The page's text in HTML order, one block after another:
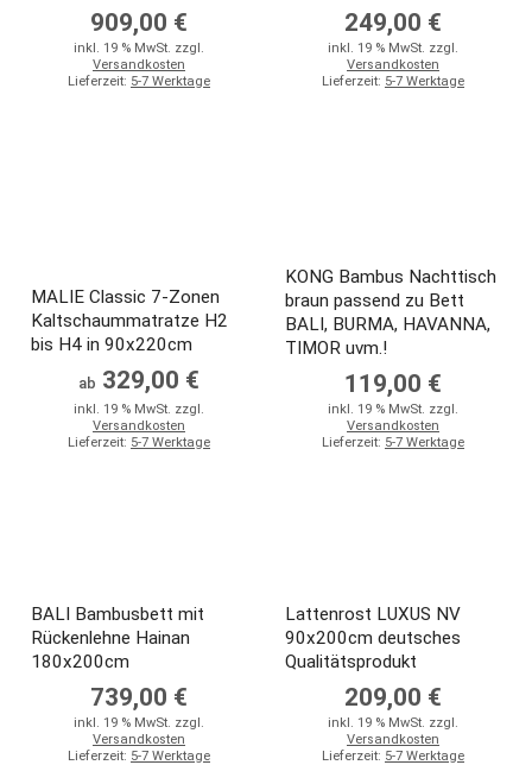
909,00 €
inkl. 19 % MwSt. zzgl.
Versandkosten
Lieferzeit: 5-7 Werktage
249,00 €
inkl. 19 % MwSt. zzgl.
Versandkosten
Lieferzeit: 5-7 Werktage
MALIE Classic 7-Zonen
Kaltschaummatratze H2
bis H4 in 90x220cm
ab 329,00 €
inkl. 19 % MwSt. zzgl.
Versandkosten
Lieferzeit: 5-7 Werktage
KONG Bambus Nachttisch
braun passend zu Bett
BALI, BURMA, HAVANNA,
TIMOR uvm.!
119,00 €
inkl. 19 % MwSt. zzgl.
Versandkosten
Lieferzeit: 5-7 Werktage
BALI Bambusbett mit
Rückenlehne Hainan
180x200cm
739,00 €
inkl. 19 % MwSt. zzgl.
Versandkosten
Lieferzeit: 5-7 Werktage
Lattenrost LUXUS NV
90x200cm deutsches
Qualitätsprodukt
209,00 €
inkl. 19 % MwSt. zzgl.
Versandkosten
Lieferzeit: 5-7 Werktage